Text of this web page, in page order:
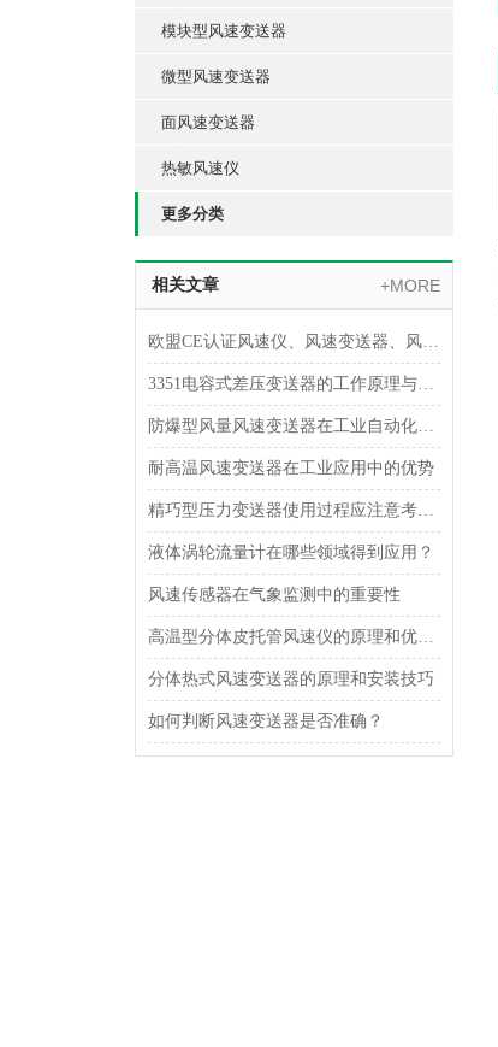
模块型风速变送器
微型风速变送器
面风速变送器
热敏风速仪
更多分类
相关文章 +MORE
欧盟CE认证风速仪、风速变送器、风速传感器的用处
3351电容式差压变送器的工作原理与结构特点
防爆型风量风速变送器在工业自动化中的应用领域
耐高温风速变送器在工业应用中的优势
精巧型压力变送器使用过程应注意考虑什么？
液体涡轮流量计在哪些领域得到应用？
风速传感器在气象监测中的重要性
高温型分体皮托管风速仪的原理和优势介绍
分体热式风速变送器的原理和安装技巧
如何判断风速变送器是否准确？